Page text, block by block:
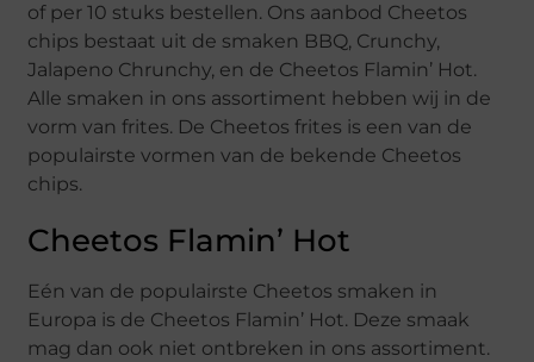
of per 10 stuks bestellen. Ons aanbod Cheetos
chips bestaat uit de smaken BBQ, Crunchy,
Jalapeno Chrunchy, en de Cheetos Flamin’ Hot.
Alle smaken in ons assortiment hebben wij in de
vorm van frites. De Cheetos frites is een van de
populairste vormen van de bekende Cheetos
chips.
Cheetos Flamin’ Hot
Eén van de populairste Cheetos smaken in
Europa is de Cheetos Flamin’ Hot. Deze smaak
mag dan ook niet ontbreken in ons assortiment.